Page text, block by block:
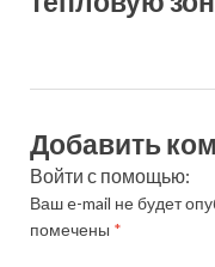
Добавить
Войти с помощью:
Ваш e-mail не будет
помечены *